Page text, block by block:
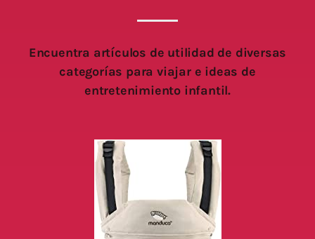
Encuentra artículos de utilidad de diversas
categorías para viajar e ideas de
entretenimiento infantil.